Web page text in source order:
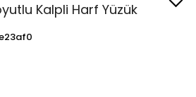
Kalpli Harf Yüzük